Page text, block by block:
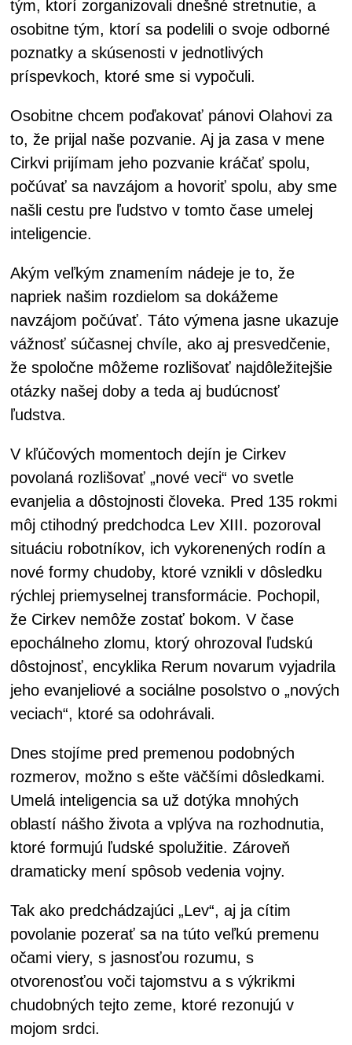
tým, ktorí zorganizovali dnešné stretnutie, a
osobitne tým, ktorí sa podelili o svoje odborné
poznatky a skúsenosti v jednotlivých
príspevkoch, ktoré sme si vypočuli.
Osobitne chcem poďakovať pánovi Olahovi za
to, že prijal naše pozvanie. Aj ja zasa v mene
Cirkvi prijímam jeho pozvanie kráčať spolu,
počúvať sa navzájom a hovoriť spolu, aby sme
našli cestu pre ľudstvo v tomto čase umelej
inteligencie.
Akým veľkým znamením nádeje je to, že
napriek našim rozdielom sa dokážeme
navzájom počúvať. Táto výmena jasne ukazuje
vážnosť súčasnej chvíle, ako aj presvedčenie,
že spoločne môžeme rozlišovať najdôležitejšie
otázky našej doby a teda aj budúcnosť
ľudstva.
V kľúčových momentoch dejín je Cirkev
povolaná rozlišovať „nové veci“ vo svetle
evanjelia a dôstojnosti človeka. Pred 135 rokmi
môj ctihodný predchodca Lev XIII. pozoroval
situáciu robotníkov, ich vykorenených rodín a
nové formy chudoby, ktoré vznikli v dôsledku
rýchlej priemyselnej transformácie. Pochopil,
že Cirkev nemôže zostať bokom. V čase
epochálneho zlomu, ktorý ohrozoval ľudskú
dôstojnosť, encyklika Rerum novarum vyjadrila
jeho evanjeliové a sociálne posolstvo o „nových
veciach“, ktoré sa odohrávali.
Dnes stojíme pred premenou podobných
rozmerov, možno s ešte väčšími dôsledkami.
Umelá inteligencia sa už dotýka mnohých
oblastí nášho života a vplýva na rozhodnutia,
ktoré formujú ľudské spolužitie. Zároveň
dramaticky mení spôsob vedenia vojny.
Tak ako predchádzajúci „Lev“, aj ja cítim
povolanie pozerať sa na túto veľkú premenu
očami viery, s jasnosťou rozumu, s
otvorenosťou voči tajomstvu a s výkrikmi
chudobných tejto zeme, ktoré rezonujú v
mojom srdci.